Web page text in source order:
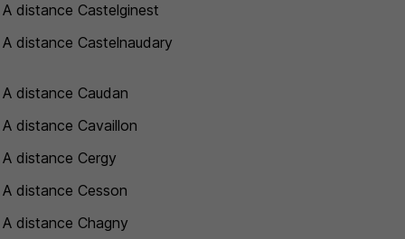
A distance Castelginest
A distance Castelnaudary
A distance Caudan
A distance Cavaillon
A distance Cergy
A distance Cesson
A distance Chagny